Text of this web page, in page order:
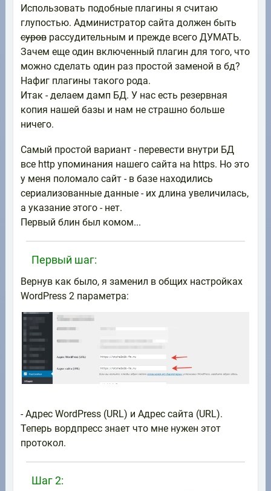
Использовать подобные плагины я считаю
глупостью. Администратор сайта должен быть
суроврассудительным и прежде всего ДУМАТЬ.
Зачем еще один включенный плагин для того, что
можно сделать один раз простой заменой в бд?
Нафиг плагины такого рода.
Итак - делаем дамп БД. У нас есть резервная
копия нашей базы и нам не страшно больше
ничего.
Самый простой вариант - перевести внутри БД
все http упоминания нашего сайта на https. Но это
у меня поломало сайт - в базе находились
сериализованные данные - их длина увеличилась,
а указание этого - нет.
Первый блин был комом...
Первый шаг:
Вернув как было, я заменил в общих настройках
WordPress 2 параметра:
- Адрес WordPress (URL) и Адрес сайта (URL).
Теперь вордпресс знает что мне нужен этот
протокол.
Шаг 2: